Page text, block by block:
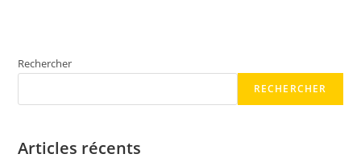
Rechercher
RECHERCHER
Articles récents